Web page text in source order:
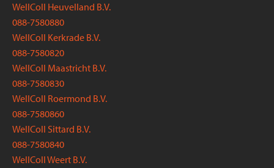
WellColl Heuvelland B.V.
088-7580880
WellColl Kerkrade B.V.
088-7580820
WellColl Maastricht B.V.
088-7580830
WellColl Roermond B.V.
088-7580860
WellColl Sittard B.V.
088-7580840
WellColl Weert B.V.